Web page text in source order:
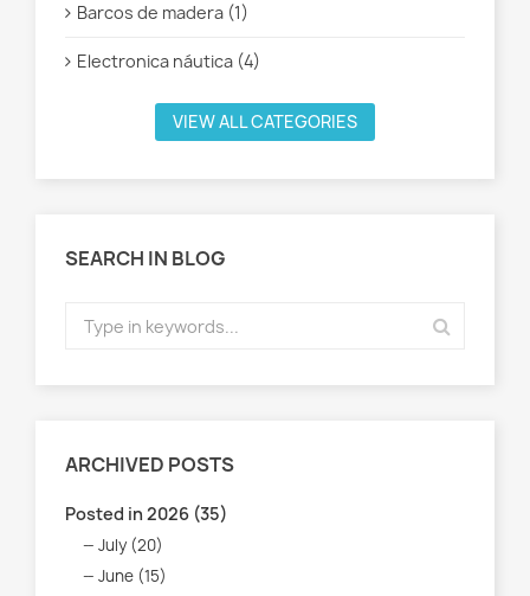
Barcos de madera (1)
Electronica náutica (4)
VIEW ALL CATEGORIES
SEARCH IN BLOG
ARCHIVED POSTS
Posted in 2026 (35)
July (20)
June (15)